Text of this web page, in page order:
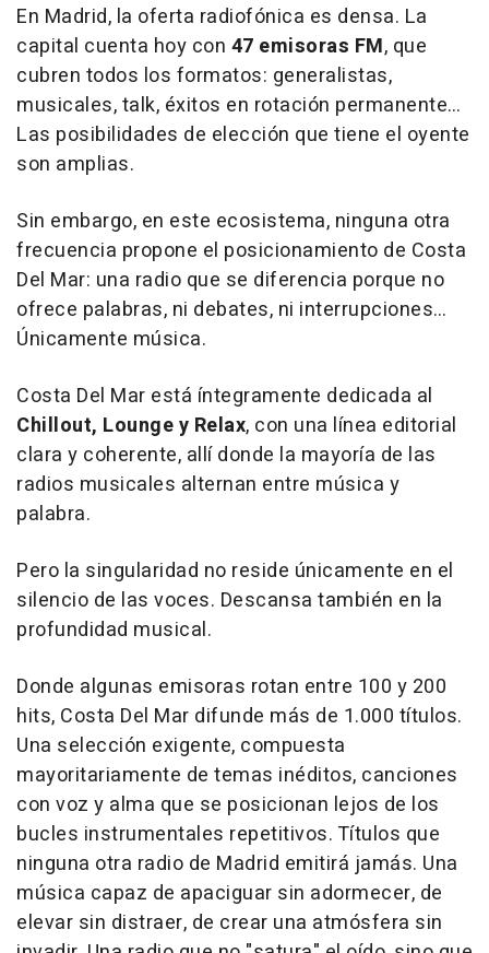
En Madrid, la oferta radiofónica es densa. La
capital cuenta hoy con 47 emisoras FM, que
cubren todos los formatos: generalistas,
musicales, talk, éxitos en rotación permanente…
Las posibilidades de elección que tiene el oyente
son amplias.
Sin embargo, en este ecosistema, ninguna otra
frecuencia propone el posicionamiento de Costa
Del Mar: una radio que se diferencia porque no
ofrece palabras, ni debates, ni interrupciones…
Únicamente música.
Costa Del Mar está íntegramente dedicada al
Chillout, Lounge y Relax, con una línea editorial
clara y coherente, allí donde la mayoría de las
radios musicales alternan entre música y
palabra.
Pero la singularidad no reside únicamente en el
silencio de las voces. Descansa también en la
profundidad musical.
Donde algunas emisoras rotan entre 100 y 200
hits, Costa Del Mar difunde más de 1.000 títulos.
Una selección exigente, compuesta
mayoritariamente de temas inéditos, canciones
con voz y alma que se posicionan lejos de los
bucles instrumentales repetitivos. Títulos que
ninguna otra radio de Madrid emitirá jamás. Una
música capaz de apaciguar sin adormecer, de
elevar sin distraer, de crear una atmósfera sin